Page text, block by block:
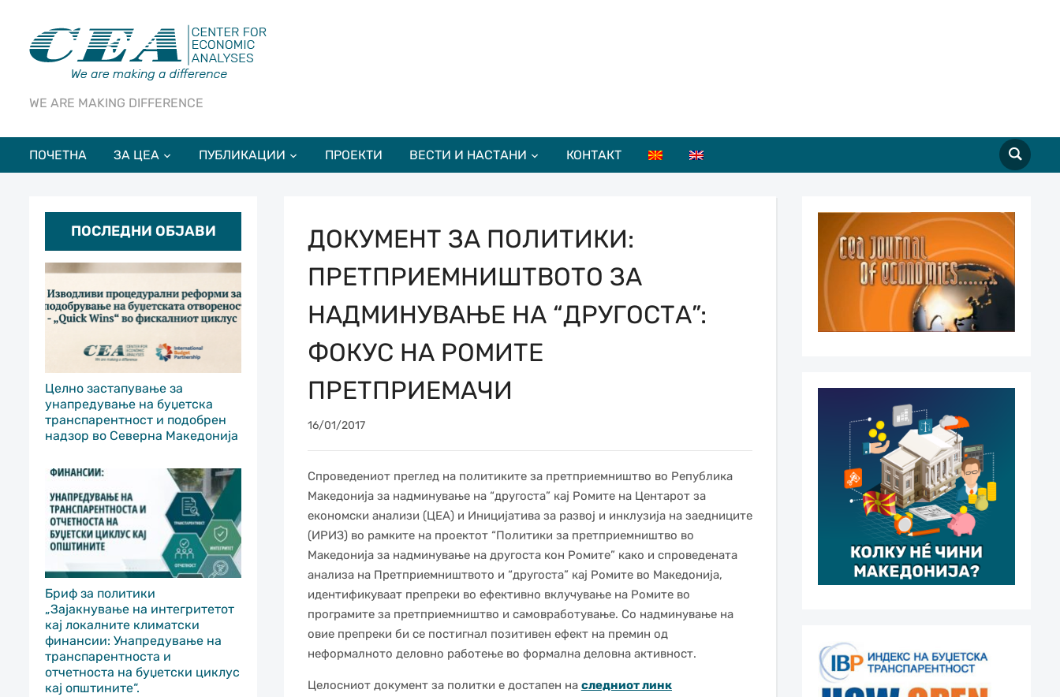
WE ARE MAKING DIFFERENCE
ПОЧЕТНА ЗА ЦЕА ПУБЛИКАЦИИ ПРОЕКТИ ВЕСТИ И НАСТАНИ КОНТАКТ
ПОСЛЕДНИ ОБЈАВИ
Целно застапување за
унапредување на буџетска
транспарентност и подобрен
надзор во Северна Македонија
Бриф за политики
„Зајакнување на интегритетот
кај локалните климатски
финансии: Унапредување на
транспарентноста и
отчетноста на буџетски циклус
кај општините“.
ДОКУМЕНТ ЗА ПОЛИТИКИ:
ПРЕТПРИЕМНИШТВОТО ЗА
НАДМИНУВАЊЕ НА “ДРУГОСТА”:
ФОКУС НА РОМИТЕ
ПРЕТПРИЕМАЧИ
16/01/2017
Спроведениот преглед на политиките за претприемништво во Република
Македонија за надминување на “другоста” кај Ромите на Центарот за
економски анализи (ЦЕА) и Иницијатива за развој и инклузија на заедниците
(ИРИЗ) во рамките на проектот “Политики за претприемништво во
Македонија за надминување на другоста кон Ромите” како и спроведената
анализа на Претприемништвото и “другоста” кај Ромите во Македонија,
идентификуваат препреки во ефективно вклучување на Ромите во
програмите за претприемништво и самовработување. Со надминување на
овие препреки би се постигнал позитивен ефект на премин од
неформалното деловно работење во формална деловна активност.
Целосниот документ за политки е достапен на следниот линк